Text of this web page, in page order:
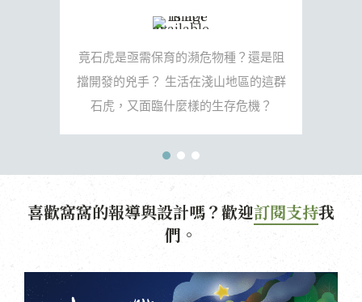
竟石虎是亟需保育的瀕危物種？還是阻
擋開發的兇手？ 生活在淺山地區的這群
石虎，又面臨什麼樣的生存危機？
喜歡窩窩的報導與設計嗎？歡迎訂閱支持我
們。